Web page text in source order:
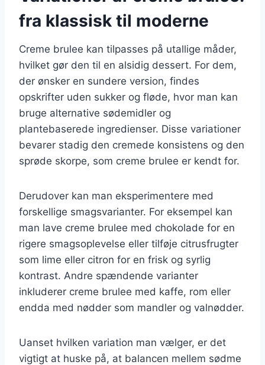
fra klassisk til moderne
Creme brulee kan tilpasses på utallige måder,
hvilket gør den til en alsidig dessert. For dem,
der ønsker en sundere version, findes
opskrifter uden sukker og fløde, hvor man kan
bruge alternative sødemidler og
plantebaserede ingredienser. Disse variationer
bevarer stadig den cremede konsistens og den
sprøde skorpe, som creme brulee er kendt for.
Derudover kan man eksperimentere med
forskellige smagsvarianter. For eksempel kan
man lave creme brulee med chokolade for en
rigere smagsoplevelse eller tilføje citrusfrugter
som lime eller citron for en frisk og syrlig
kontrast. Andre spændende varianter
inkluderer creme brulee med kaffe, rom eller
endda med nødder som mandler og valnødder.
Uanset hvilken variation man vælger, er det
vigtigt at huske på, at balancen mellem sødme